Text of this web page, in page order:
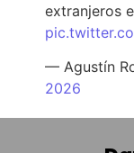
extranjeros
— Agustín
2026